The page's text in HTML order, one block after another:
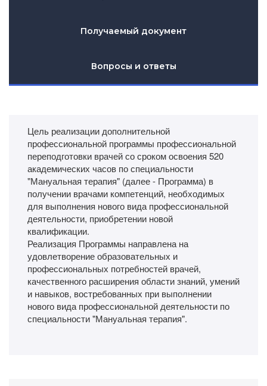
Получаемый документ
Вопросы и ответы
Цель реализации дополнительной
профессиональной программы профессиональной
переподготовки врачей со сроком освоения 520
академических часов по специальности
"Мануальная терапия" (далее - Программа) в
получении врачами компетенций, необходимых
для выполнения нового вида профессиональной
деятельности, приобретении новой
квалификации.
Реализация Программы направлена на
удовлетворение образовательных и
профессиональных потребностей врачей,
качественного расширения области знаний, умений
и навыков, востребованных при выполнении
нового вида профессиональной деятельности по
специальности "Мануальная терапия".